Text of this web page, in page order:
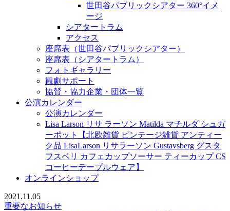
世田谷パブリックシアター 360°イメ
ージ
シアタートラム
アクセス
座席表（世田谷パブリックシアター）
座席表（シアタートラム）
フォトギャラリー
観劇サポート
協賛・協力企業・団体一覧
公演カレンダー
公演カレンダー
Lisa Larson リサ ラーソン Matilda マチルダ シュガ
ーポット【北欧雑貨 ビンテージ雑貨 アンティー
ク品 LisaLarson リサラーソン Gustavsberg グスタ
フスベリ カフェカップソーサー ティーカップ CS
コーヒーテーブルウェア】
オンラインショップ
2021.11.05
重要なお知らせ